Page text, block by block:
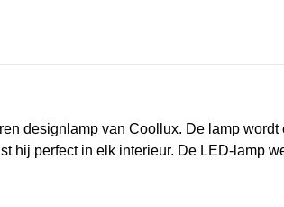
designlamp van Coollux. De lamp wordt
hij perfect in elk interieur. De LED-lamp